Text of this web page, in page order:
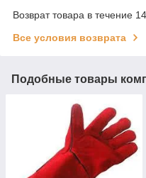
Возврат товара в течение
Все условия возврата
Подобные товары